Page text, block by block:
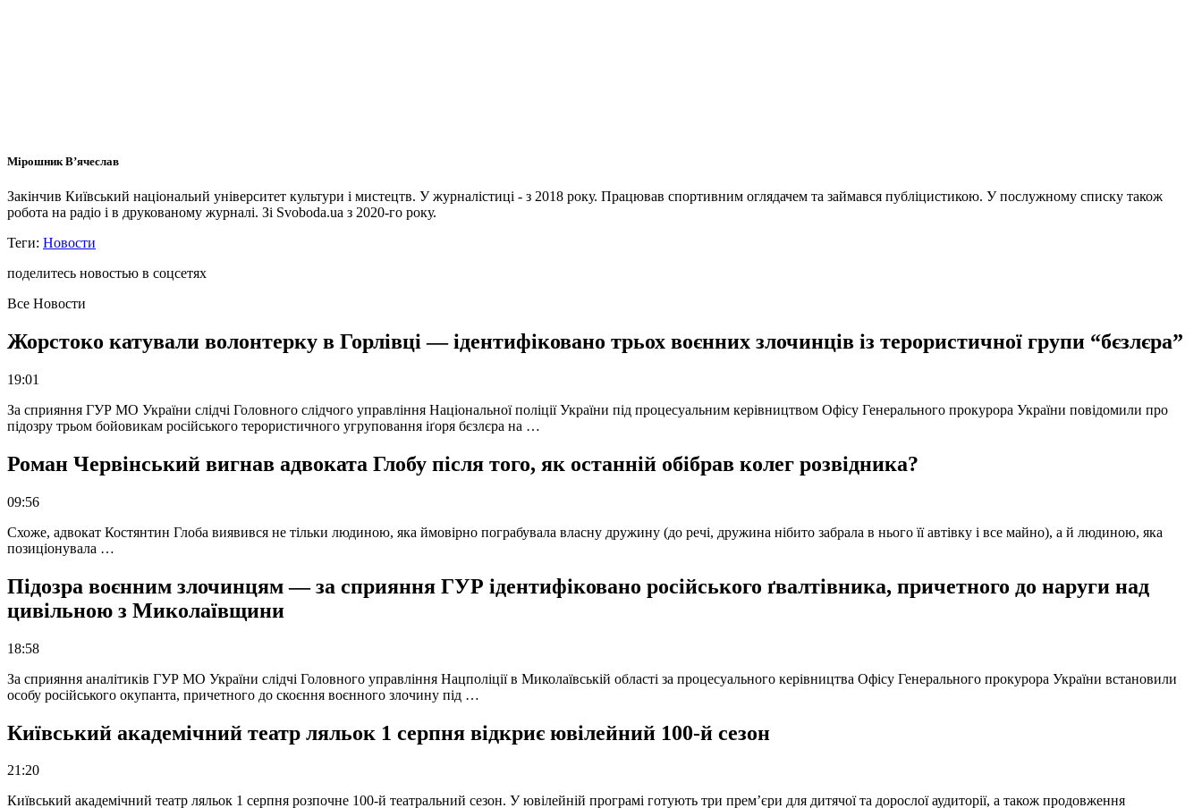
Мірошник В’ячеслав
Закінчив Київський національий університет культури і мистецтв. У журналістиці - з 2018 року. Працював спортивним оглядачем та займався публіцистикою. У послужному списку також
робота на радіо і в друкованому журналі. Зі Svoboda.ua з 2020-го року.
Теги: Новости
поделитесь новостью в соцсетях
Все Новости
Жорстоко катували волонтерку в Горлівці — ідентифіковано трьох воєнних злочинців із терористичної групи “бєзлєра”
19:01
За сприяння ГУР МО України слідчі Головного слідчого управління Національної поліції України під процесуальним керівництвом Офісу Генерального прокурора України повідомили про
підозру трьом бойовикам російського терористичного угруповання іґоря бєзлєра на …
Роман Червінський вигнав адвоката Глобу після того, як останній обібрав колег розвідника?
09:56
Схоже, адвокат Костянтин Глоба виявився не тільки людиною, яка ймовірно пограбувала власну дружину (до речі, дружина нібито забрала в нього її автівку і все майно), а й людиною, яка
позиціонувала …
Підозра воєнним злочинцям — за сприяння ГУР ідентифіковано російського ґвалтівника, причетного до наруги над
цивільною з Миколаївщини
18:58
За сприяння аналітиків ГУР МО України слідчі Головного управління Нацполіції в Миколаївській області за процесуального керівництва Офісу Генерального прокурора України встановили
особу російського окупанта, причетного до скоєння воєнного злочину під …
Київський академічний театр ляльок 1 серпня відкриє ювілейний 100-й сезон
21:20
Київський академічний театр ляльок 1 серпня розпочне 100-й театральний сезон. У ювілейній програмі готують три прем’єри для дитячої та дорослої аудиторії, а також продовження